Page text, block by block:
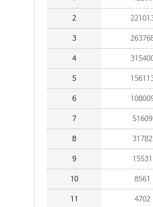
2
3
4
5
6
7 51609
8 31782
9 15531
10 8561
11 4702